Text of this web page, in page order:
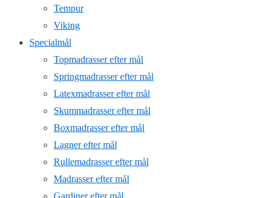
Tempur
Viking
Specialmål
Topmadrasser efter mål
Springmadrasser efter mål
Latexmadrasser efter mål
Skummadrasser efter mål
Boxmadrasser efter mål
Lagner efter mål
Rullemadrasser efter mål
Madrasser efter mål
Gardiner efter mål